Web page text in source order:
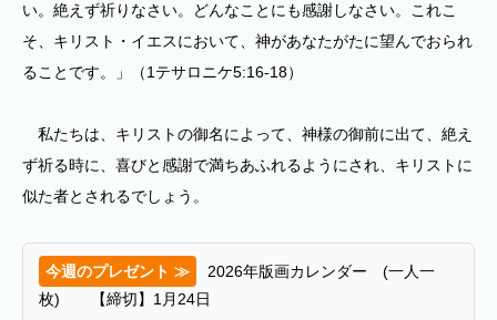
い。絶えず祈りなさい。どんなことにも感謝しなさい。これこ
そ、キリスト・イエスにおいて、神があなたがたに望んでおられ
ることです。」（1テサロニケ5:16-18）
私たちは、キリストの御名によって、神様の御前に出て、絶え
ず祈る時に、喜びと感謝で満ちあふれるようにされ、キリストに
似た者とされるでしょう。
今週のプレゼント ≫
2026年版画カレンダー (一人一
枚) 【締切】1月24日